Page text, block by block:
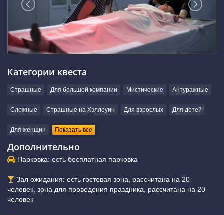
Категории квеста
Страшные Для большой компании Мистические Антуражные
Сложные Страшные на Хэллоуин Для взрослых Для детей
Для женщин Показать все
Дополнительно
Парковка: есть бесплатная парковка
Зал ожидания: есть гостевая зона, рассчитана на 20
человек, зона для проведения праздника, рассчитана на 20
человек